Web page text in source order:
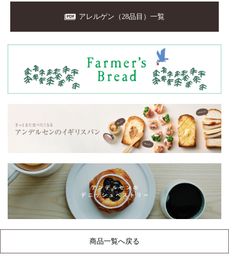
アレルゲン（28品目）一覧
商品一覧へ戻る